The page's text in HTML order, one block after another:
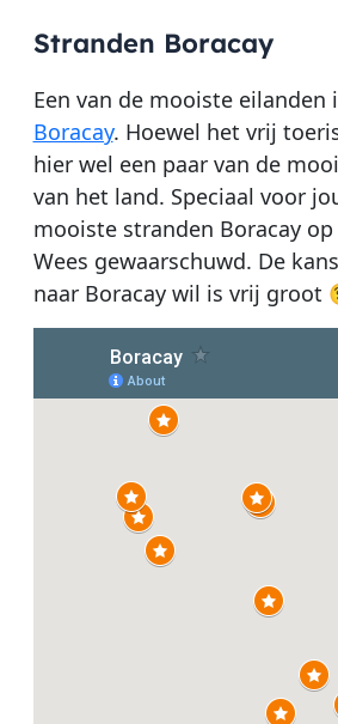
Stranden Boracay
Een van de mooiste eilanden
Boracay. Hoewel het vrij
hier wel een paar van de
van het land. Speciaal voor
mooiste stranden Boracay
Wees gewaarschuwd. De
naar Boracay wil is vrij groot